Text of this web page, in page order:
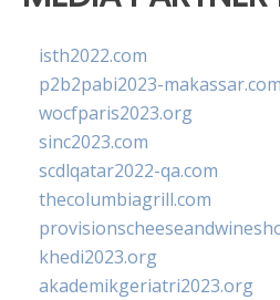
isth2022.com
p2b2pabi2023-makassar.com
wocfparis2023.org
sinc2023.com
scdlqatar2022-qa.com
thecolumbiagrill.com
khedi2023.org
akademikgeriatri2023.org